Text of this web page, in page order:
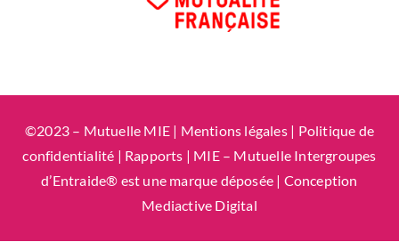
©2023 – Mutuelle MIE | Mentions légales| Politique de
confidentialité | Rapports | MIE – Mutuelle Intergroupes
d’Entraide® est une marque déposée | Conception
Mediactive Digital